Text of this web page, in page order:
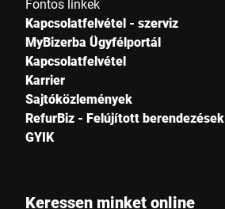
Fontos linkek
Kapcsolatfelvétel - szerviz
MyBizerba Ügyfélportál
Kapcsolatfelvétel
Karrier
Sajtóközlemények
RefurBiz - Felújított berendezések
GYIK
Keressen minket online